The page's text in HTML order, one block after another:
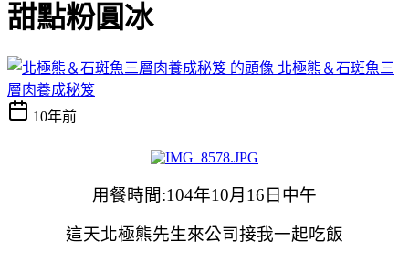
甜點粉圓冰
北極熊＆石斑魚三
層肉養成秘笈
10年前
用餐時間:104年10月16日中午
這天北極熊先生來公司接我一起吃飯